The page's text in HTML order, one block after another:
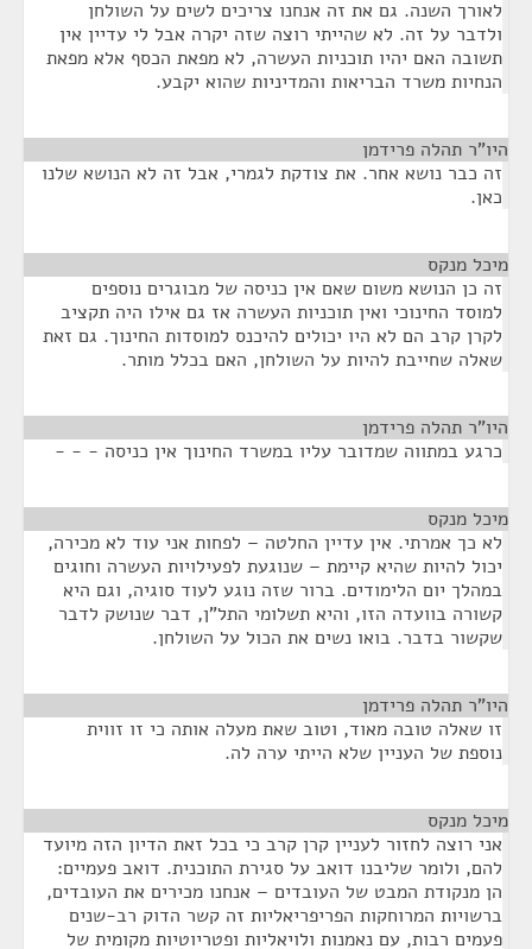
לאורך השנה. גם את זה אנחנו צריכים לשים על השולחן
ולדבר על זה. לא שהייתי רוצה שזה יקרה אבל לי עדיין אין
תשובה האם יהיו תוכניות העשרה, לא מפאת הכסף אלא מפאת
הנחיות משרד הבריאות והמדיניות שהוא יקבע.
היו"ר תהלה פרידמן
זה כבר נושא אחר. את צודקת לגמרי, אבל זה לא הנושא שלנו
כאן.
מיכל מנקס
זה כן הנושא משום שאם אין כניסה של מבוגרים נוספים
למוסד החינוכי ואין תוכניות העשרה אז גם אילו היה תקציב
לקרן קרב הם לא היו יכולים להיכנס למוסדות החינוך. גם זאת
שאלה שחייבת להיות על השולחן, האם בכלל מותר.
היו"ר תהלה פרידמן
כרגע במתווה שמדובר עליו במשרד החינוך אין כניסה - - -
מיכל מנקס
לא כך אמרתי. אין עדיין החלטה – לפחות אני עוד לא מכירה,
יכול להיות שהיא קיימת – שנוגעת לפעילויות העשרה וחוגים
במהלך יום הלימודים. ברור שזה נוגע לעוד סוגיה, וגם היא
קשורה בוועדה הזו, והיא תשלומי התל"ן, דבר שנושק לדבר
שקשור בדבר. בואו נשים את הכול על השולחן.
היו"ר תהלה פרידמן
זו שאלה טובה מאוד, וטוב שאת מעלה אותה כי זו זווית
נוספת של העניין שלא הייתי ערה לה.
מיכל מנקס
אני רוצה לחזור לעניין קרן קרב כי בכל זאת הדיון הזה מיועד
להם, ולומר שליבנו דואב על סגירת התוכנית. דואב פעמיים:
הן מנקודת המבט של העובדים – אנחנו מכירים את העובדים,
ברשויות המרוחקות הפריפריאליות זה קשר הדוק רב-שנים
פעמים רבות, עם נאמנות ולויאליות ופטריוטיות מקומית של